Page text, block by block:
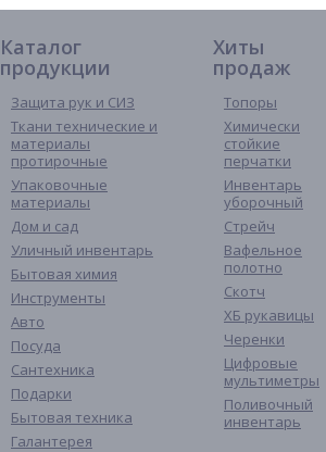
Каталог
продукции
Защита рук и СИЗ
Ткани технические и
материалы
протирочные
Упаковочные
материалы
Дом и сад
Уличный инвентарь
Бытовая химия
Инструменты
Авто
Посуда
Сантехника
Подарки
Бытовая техника
Галантерея
Хиты
продаж
Топоры
Химически
стойкие
перчатки
Инвентарь
уборочный
Стрейч
Вафельное
полотно
Скотч
ХБ рукавицы
Черенки
Цифровые
мультиметры
Поливочный
инвентарь